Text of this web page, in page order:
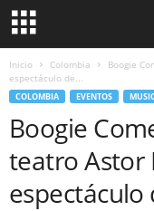
Inicio Colombia
Boogie
espectáculo de...
COLOMBIA EVENTOS
Boogie
teatro Astor
espectáculo